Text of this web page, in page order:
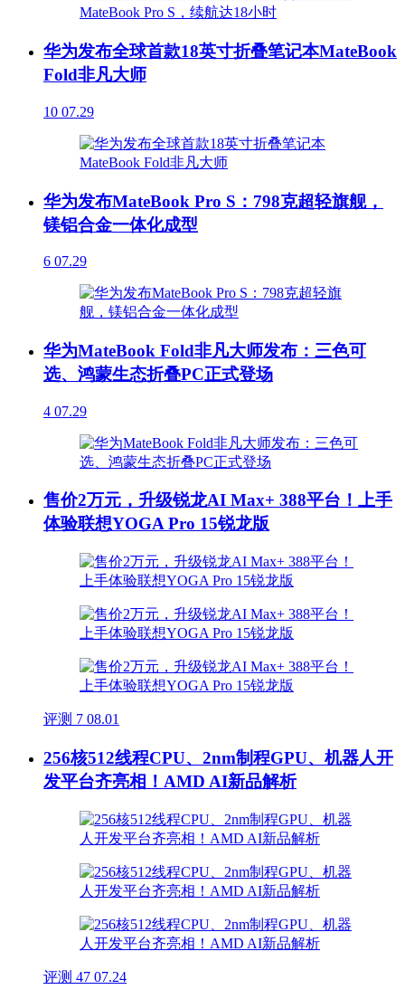
华为发布全球首款18英寸折叠笔记本MateBook
Fold非凡大师
10 07.29
华为发布MateBook Pro S：798克超轻旗舰，
镁铝合金一体化成型
6 07.29
华为MateBook Fold非凡大师发布：三色可
选、鸿蒙生态折叠PC正式登场
4 07.29
售价2万元，升级锐龙AI Max+ 388平台！上手
体验联想YOGA Pro 15锐龙版
评测 7 08.01
256核512线程CPU、2nm制程GPU、机器人开
发平台齐亮相！AMD AI新品解析
评测 47 07.24